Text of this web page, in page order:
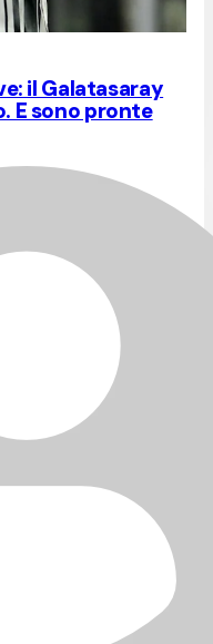
il Galatasaray
E sono pronte